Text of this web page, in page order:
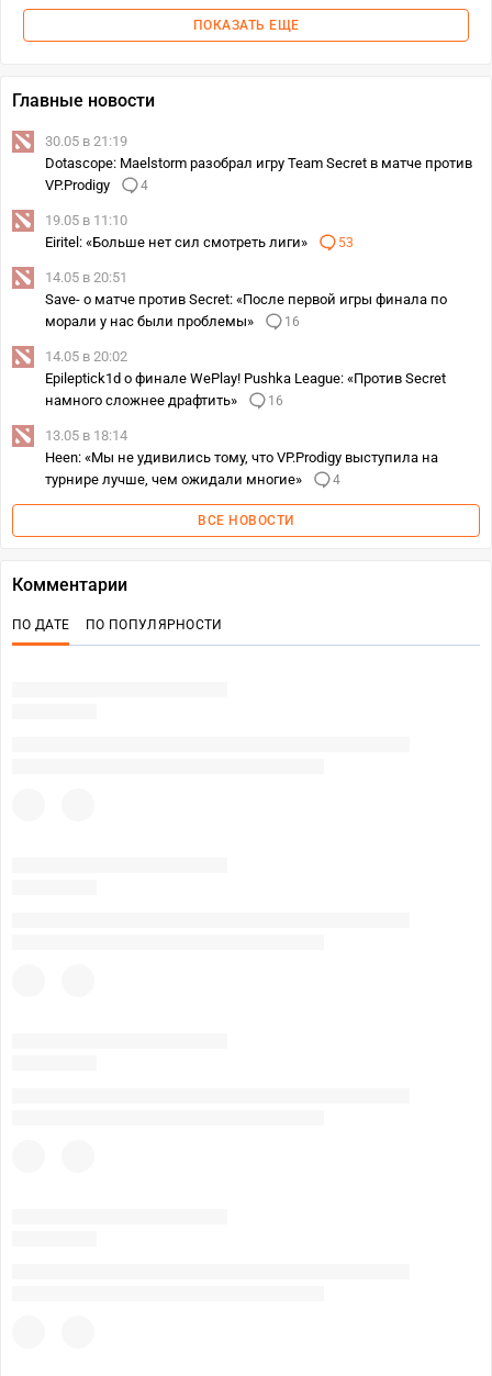
ПОКАЗАТЬ ЕЩЕ
Главные новости
30.05 в 21:19
Dotascope: Maelstorm разобрал игру Team Secret в матче против
VP.Prodigy
4
19.05 в 11:10
Eiritel: «Больше нет сил смотреть лиги»
53
14.05 в 20:51
Save- о матче против Secret: «После первой игры финала по
морали у нас были проблемы»
16
14.05 в 20:02
Epileptick1d о финале WePlay! Pushka League: «Против Secret
намного сложнее драфтить»
16
13.05 в 18:14
Heen: «Мы не удивились тому, что VP.Prodigy выступила на
турнире лучше, чем ожидали многие»
4
ВСЕ НОВОСТИ
Комментарии
ПО ДАТЕ ПО ПОПУЛЯРНОСТИ